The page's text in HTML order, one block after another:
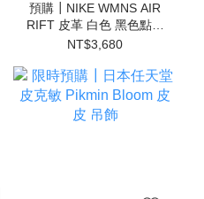
預購┃NIKE WMNS AIR
RIFT 皮革 白色 黑色點點
分趾鞋 忍者鞋
NT$3,680